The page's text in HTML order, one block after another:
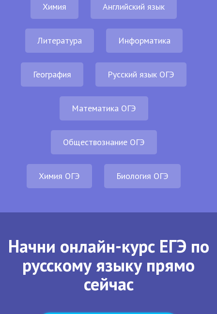
Химия Английский язык
Литература Информатика
География Русский язык ОГЭ
Математика ОГЭ
Обществознание ОГЭ
Химия ОГЭ Биология ОГЭ
Начни онлайн-курс ЕГЭ по
русскому языку прямо
сейчас